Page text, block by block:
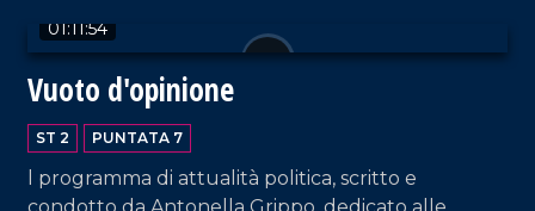
01:11:54
Vuoto d'opinione
ST 2 PUNTATA 7
l programma di attualità politica, scritto e
VAI AL TITOLO